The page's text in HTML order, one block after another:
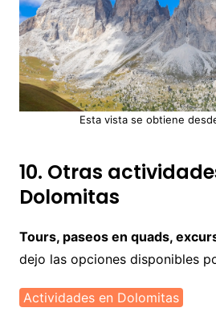
Esta vista se obtiene
10. Otras
Dolomitas
Tours, paseos en quads,
dejo las opciones disponibles
Actividades en Dolomitas